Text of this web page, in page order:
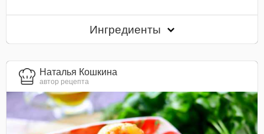
Ингредиенты
Наталья Кошкина
автор рецепта